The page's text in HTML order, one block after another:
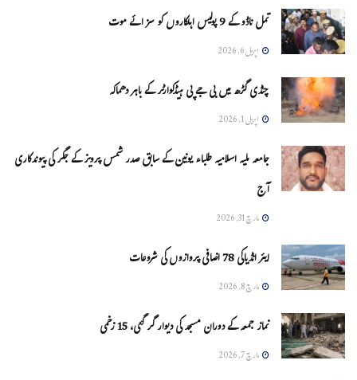
تمل ناڈو کے 9 پولیس اہلکاروں کو سزائے موت
اپریل 6, 2026
چنڈی گڑھ میں بی جے پی ہیڈکوارٹر کے باہر دھماکہ
اپریل 1, 2026
جامعہ ملیہ اسلامیہ طلباء یونین کے سابق صدر شمس پرویز کے جگر کی پیوندکاری
آج
مارچ 31, 2026
ایئر انڈیاکی 78 اضافی پروازوں کی شروعات
مارچ 8, 2026
نماز جمعہ کے دوران مسجد کی دیوار گر گئی، 15 زخمی
مارچ 7, 2026